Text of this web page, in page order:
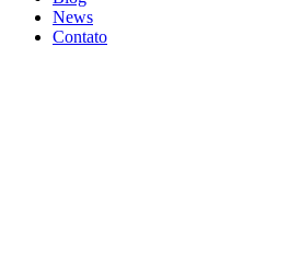
News
Contato